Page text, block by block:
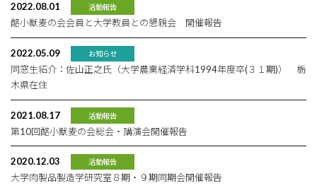
2022.08.01 活動報告
酪小獣麦の会会員と大学教員との懇親会 開催報告
2022.05.09 お知らせ
同窓生紹介：佐山正之氏（大学農業経済学科1994年度卒(３１期)） 栃
木県在住
2021.08.17 活動報告
第10回酪小獣麦の会総会・講演会開催報告
2020.12.03 活動報告
大学肉製品製造学研究室８期・９期同期会開催報告